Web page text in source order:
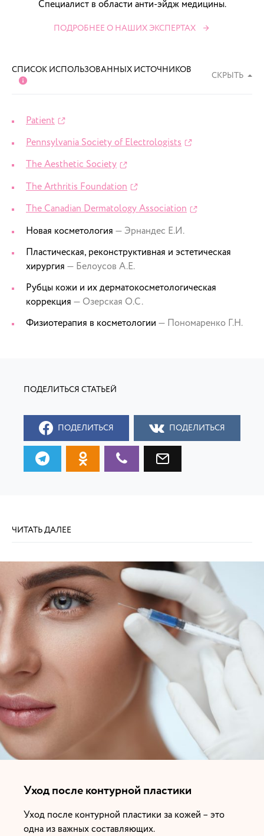
Специалист в области анти-эйдж медицины.
ПОДРОБНЕЕ О НАШИХ ЭКСПЕРТАХ
СПИСОК ИСПОЛЬЗОВАННЫХ ИСТОЧНИКОВ
СКРЫТЬ
Patient
Pennsylvania Society of Electrologists
The Aesthetic Society
The Arthritis Foundation
The Canadian Dermatology Association
Новая косметология — Эрнандес Е.И.
Пластическая, реконструктивная и эстетическая
хирургия — Белоусов А.Е.
Рубцы кожи и их дерматокосметологическая
коррекция — Озерская О.С.
Физиотерапия в косметологии — Пономаренко Г.Н.
ПОДЕЛИТЬСЯ ПОДЕЛИТЬСЯ
ЧИТАТЬ ДАЛЕЕ
Уход после контурной пластики
Уход после контурной пластики за кожей – это
одна из важных составляющих.